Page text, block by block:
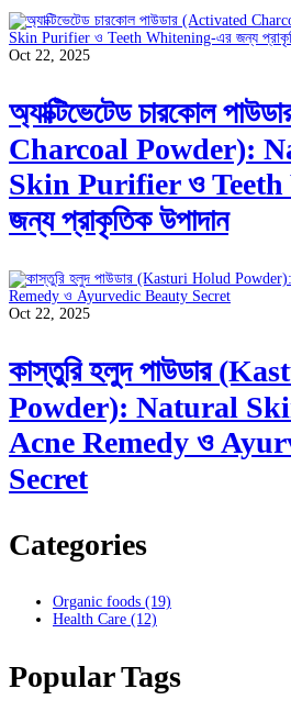
Oct 22, 2025
অ্যাক্টিভেটেড চারকোল
Charcoal Powder):
Skin Purifier ও
জন্য প্রাকৃতিক উপাদান
Oct 22, 2025
কাস্তুরি হলুদ পাউডার
Powder): Natural
Acne Remedy ও
Secret
Categories
Organic foods (19)
Health Care (12)
Popular Tags